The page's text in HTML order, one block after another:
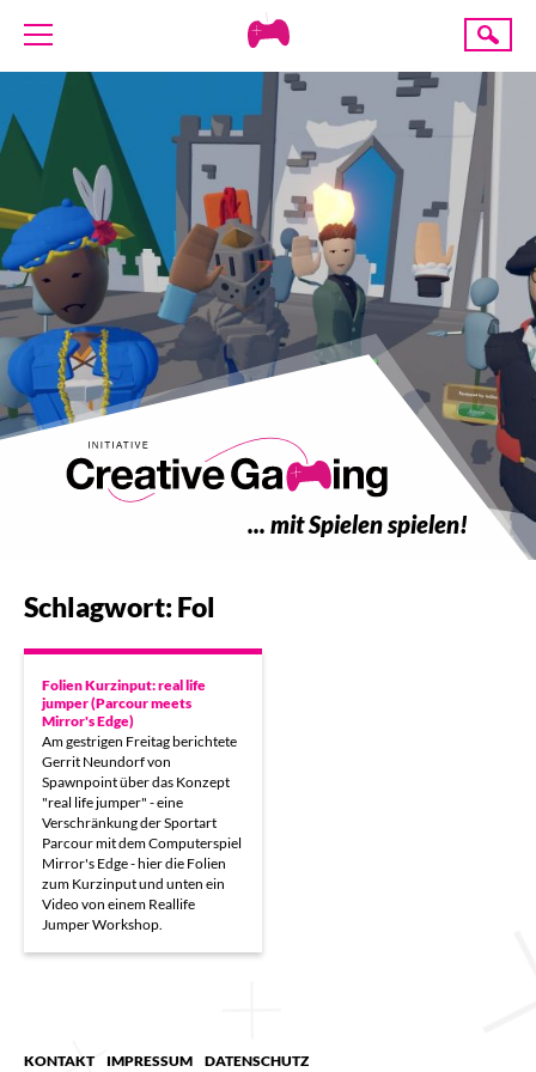
Creative
AKTUELLES
TERMINE
ANGEBOTE
PROJEKTE
PRESSE
SPENDE
Suche
... mit Spielen spielen!
Schlagwort: Fol
Folien Kurzinput: real life
jumper (Parcour meets
Mirror's Edge)
Am gestrigen Freitag berichtete
Gerrit Neundorf von
Spawnpoint über das Konzept
"real life jumper" - eine
Verschränkung der Sportart
Parcour mit dem Computerspiel
Mirror's Edge - hier die Folien
zum Kurzinput und unten ein
Video von einem Reallife
Jumper Workshop.
KONTAKT IMPRESSUM DATENSCHUTZ